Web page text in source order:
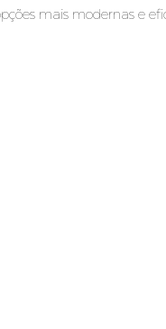
mais modernas e